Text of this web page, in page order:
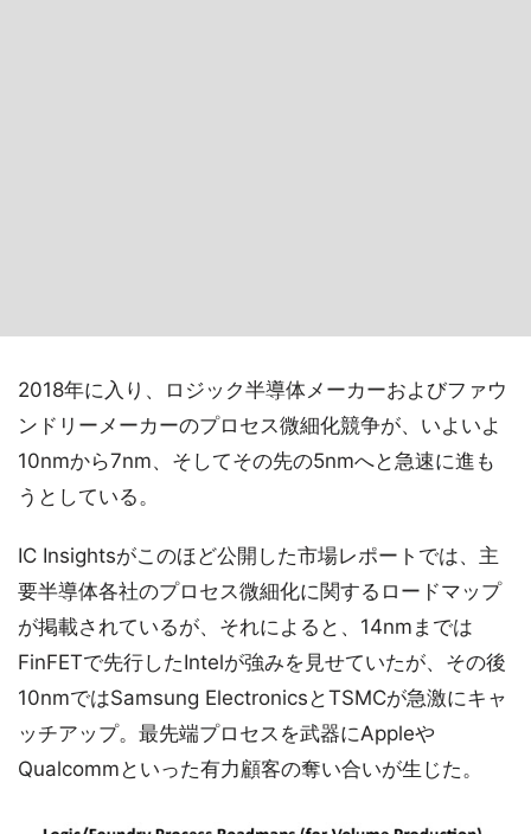
2018年に入り、ロジック半導体メーカーおよびファウ
ンドリーメーカーのプロセス微細化競争が、いよいよ
10nmから7nm、そしてその先の5nmへと急速に進も
うとしている。
IC Insightsがこのほど公開した市場レポートでは、主
要半導体各社のプロセス微細化に関するロードマップ
が掲載されているが、それによると、14nmまでは
FinFETで先行したIntelが強みを見せていたが、その後
10nmではSamsung ElectronicsとTSMCが急激にキャ
ッチアップ。最先端プロセスを武器にAppleや
Qualcommといった有力顧客の奪い合いが生じた。